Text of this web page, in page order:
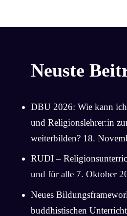
Neuste
DBU 2026: Wie kann
und Religionslehrer:in
weiterbilden? 18.
RUDI –
und für alle 7. Oktober
Neues
buddhistischen